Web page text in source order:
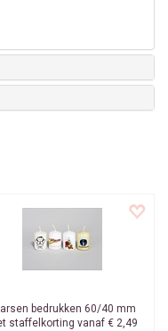
bedrukken 60/40 mm
staffelkorting vanaf € 2,49